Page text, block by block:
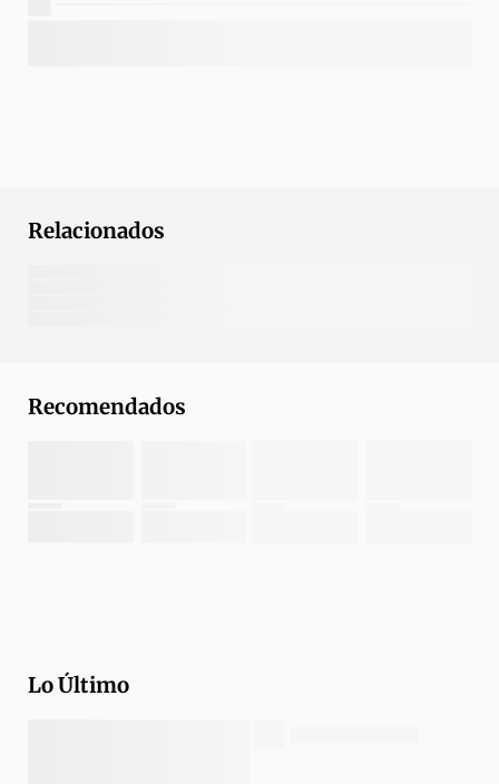
Relacionados
Recomendados
Lo Último